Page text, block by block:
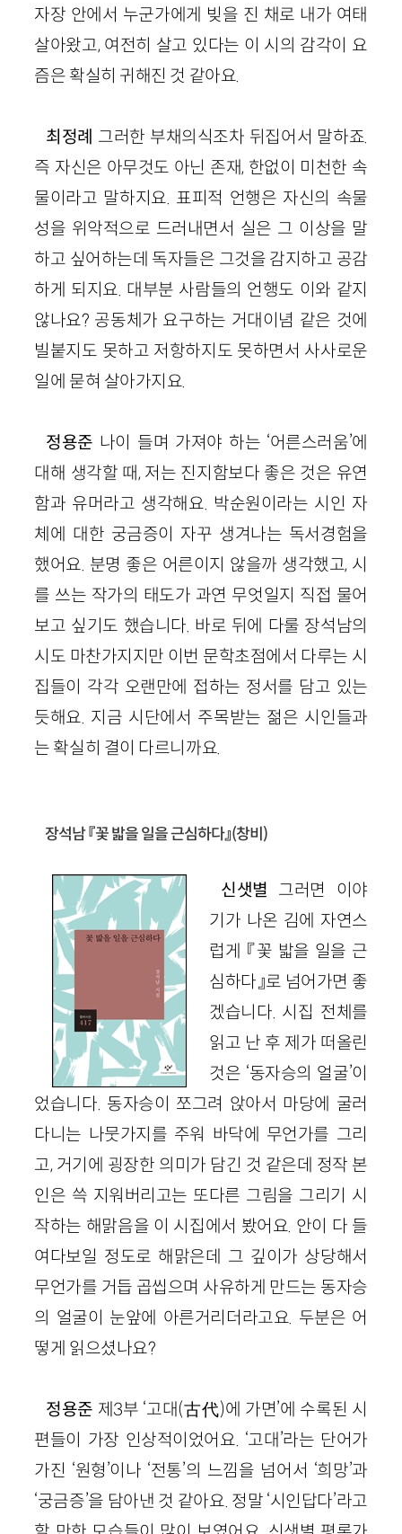
자장 안에서 누군가에게 빚을 진 채로 내가 여태
살아왔고, 여전히 살고 있다는 이 시의 감각이 요
즘은 확실히 귀해진 것 같아요.
최정례 그러한 부채의식조차 뒤집어서 말하죠.
즉 자신은 아무것도 아닌 존재, 한없이 미천한 속
물이라고 말하지요. 표피적 언행은 자신의 속물
성을 위악적으로 드러내면서 실은 그 이상을 말
하고 싶어하는데 독자들은 그것을 감지하고 공감
하게 되지요. 대부분 사람들의 언행도 이와 같지
않나요? 공동체가 요구하는 거대이념 같은 것에
빌붙지도 못하고 저항하지도 못하면서 사사로운
일에 묻혀 살아가지요.
정용준 나이 들며 가져야 하는 ‘어른스러움’에
대해 생각할 때, 저는 진지함보다 좋은 것은 유연
함과 유머라고 생각해요. 박순원이라는 시인 자
체에 대한 궁금증이 자꾸 생겨나는 독서경험을
했어요. 분명 좋은 어른이지 않을까 생각했고, 시
를 쓰는 작가의 태도가 과연 무엇일지 직접 물어
보고 싶기도 했습니다. 바로 뒤에 다룰 장석남의
시도 마찬가지지만 이번 문학초점에서 다루는 시
집들이 각각 오랜만에 접하는 정서를 담고 있는
듯해요. 지금 시단에서 주목받는 젊은 시인들과
는 확실히 결이 다르니까요.
장석남 『꽃 밟을 일을 근심하다』(창비)
신샛별 그러면 이야
기가 나온 김에 자연스
럽게 『꽃 밟을 일을 근
심하다』로 넘어가면 좋
겠습니다. 시집 전체를
읽고 난 후 제가 떠올린
것은 ‘동자승의 얼굴’이
었습니다. 동자승이 쪼그려 앉아서 마당에 굴러
다니는 나뭇가지를 주워 바닥에 무언가를 그리
고, 거기에 굉장한 의미가 담긴 것 같은데 정작 본
인은 쓱 지워버리고는 또다른 그림을 그리기 시
작하는 해맑음을 이 시집에서 봤어요. 안이 다 들
여다보일 정도로 해맑은데 그 깊이가 상당해서
무언가를 거듭 곱씹으며 사유하게 만드는 동자승
의 얼굴이 눈앞에 아른거리더라고요. 두분은 어
떻게 읽으셨나요?
정용준 제3부 ‘고대(古代)에 가면’에 수록된 시
편들이 가장 인상적이었어요. ‘고대’라는 단어가
가진 ‘원형’이나 ‘전통’의 느낌을 넘어서 ‘희망’과
‘궁금증’을 담아낸 것 같아요. 정말 ‘시인답다’라고